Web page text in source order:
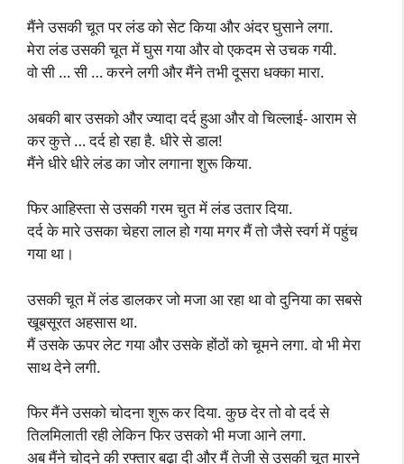
मैंने उसकी चूत पर लंड को सेट किया और अंदर घुसाने लगा.
मेरा लंड उसकी चूत में घुस गया और वो एकदम से उचक गयी.
वो सी … सी … करने लगी और मैंने तभी दूसरा धक्का मारा.
अबकी बार उसको और ज्यादा दर्द हुआ और वो चिल्लाई- आराम से
कर कुत्ते … दर्द हो रहा है. धीरे से डाल!
मैंने धीरे धीरे लंड का जोर लगाना शुरू किया.
फिर आहिस्ता से उसकी गरम चुत में लंड उतार दिया.
दर्द के मारे उसका चेहरा लाल हो गया मगर मैं तो जैसे स्वर्ग में पहुंच
गया था।
उसकी चूत में लंड डालकर जो मजा आ रहा था वो दुनिया का सबसे
खूबसूरत अहसास था.
मैं उसके ऊपर लेट गया और उसके होंठों को चूमने लगा. वो भी मेरा
साथ देने लगी.
फिर मैंने उसको चोदना शुरू कर दिया. कुछ देर तो वो दर्द से
तिलमिलाती रही लेकिन फिर उसको भी मजा आने लगा.
अब मैंने चोदने की रफ्तार बढ़ा दी और मैं तेजी से उसकी चूत मारने